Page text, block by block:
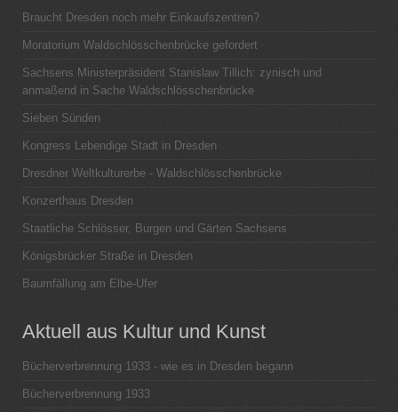
Braucht Dresden noch mehr Einkaufszentren?
Moratorium Waldschlösschenbrücke gefordert
Sachsens Ministerpräsident Stanislaw Tillich: zynisch und
anmaßend in Sache Waldschlösschenbrücke
Sieben Sünden
Kongress Lebendige Stadt in Dresden
Dresdner Weltkulturerbe - Waldschlösschenbrücke
Konzerthaus Dresden
Staatliche Schlösser, Burgen und Gärten Sachsens
Königsbrücker Straße in Dresden
Baumfällung am Elbe-Ufer
Aktuell aus Kultur und Kunst
Bücherverbrennung 1933 - wie es in Dresden begann
Bücherverbrennung 1933